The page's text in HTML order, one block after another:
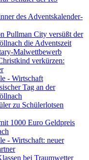
des Adventskalender-
Pullman City versüßt der
die Adventszeit
Malwettbewerb
verkürzen:
- Wirtschaft
Tag an der
zu Schülerlotsen
1000 Euro Geldpreis
- Wirtschaft: neuer
bei Traumwetter